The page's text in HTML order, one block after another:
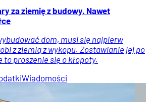
za ziemię z budowy. Nawet
dom, musi się najpierw
z ziemią z wykopu. Zostawianie jej po
to proszenie się o kłopoty.
Wiadomości